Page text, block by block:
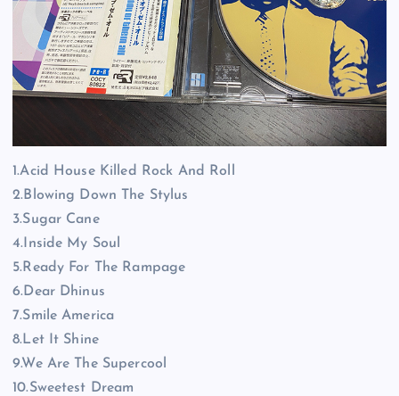
1.Acid House Killed Rock And Roll
2.Blowing Down The Stylus
3.Sugar Cane
4.Inside My Soul
5.Ready For The Rampage
6.Dear Dhinus
7.Smile America
8.Let It Shine
9.We Are The Supercool
10.Sweetest Dream